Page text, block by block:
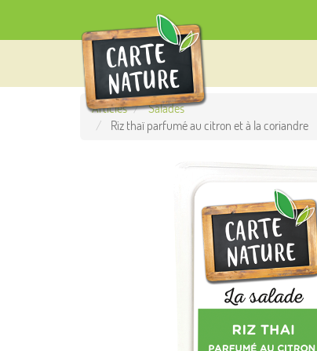
Articles
Salades
Riz thaï parfumé au citron et à la coriandre